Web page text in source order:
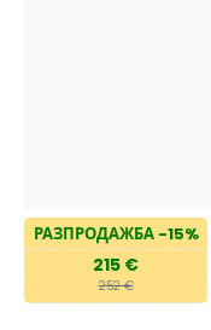
РАЗПРОДАЖБА -15%
215 €
252 €